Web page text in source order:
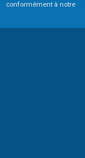
conformément à notre